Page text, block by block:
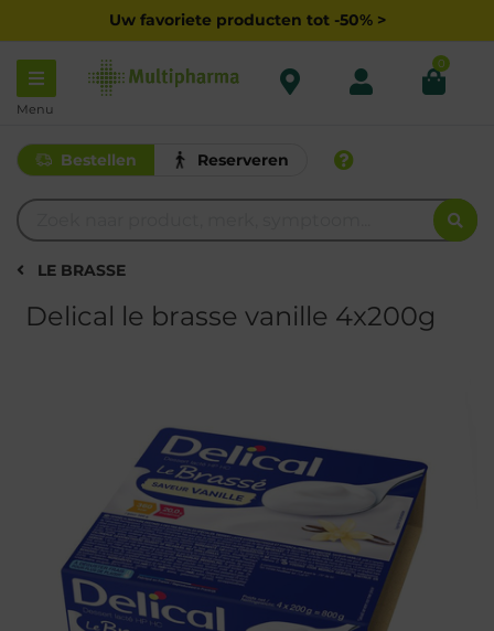
Uw favoriete producten tot -50% >
Menu
0
Bestellen Reserveren
LE BRASSE
Delical le brasse vanille 4x200g